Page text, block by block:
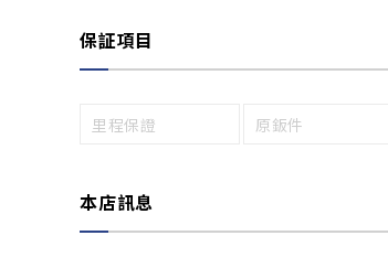
保証項目
里程保證 原鈑件
本店訊息